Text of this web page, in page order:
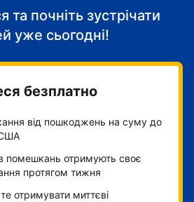
та почніть зустрічати
уже сьогодні!
безплатно
від пошкоджень на суму до
помешкань отримують своє
протягом тижня
отримувати миттєві